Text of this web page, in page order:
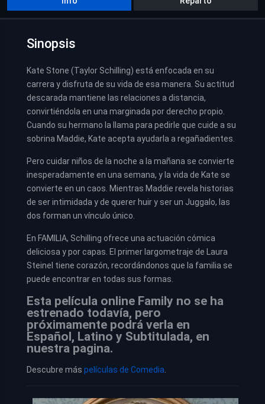
Sinopsis
Kate Stone (Taylor Schilling) está enfocada en su
carrera y disfruta de su vida de esa manera. Su actitud
descarada mantiene las relaciones a distancia,
convirtiéndola en una marginada por derecho propio.
Cuando su hermano la llama para pedirle que cuide a su
sobrina Maddie, Kate acepta ayudarla a regañadientes.
Pero cuidar niños de la noche a la mañana se convierte
inesperadamente en una semana, y la vida de Kate se
convierte en un caos. Mientras Maddie revela historias
de ser intimidada y de querer huir y ser un Juggalo, las
dos forman un vínculo único.
En FAMILIA, Schilling ofrece una actuación cómica
deliciosa y por capas. El primer largometraje de Laura
Steinel tiene corazón, recordándonos que la familia se
puede encontrar en todas sus formas.
Esta película online Family no se ha
estrenado todavía, pero
próximamente podrá verla en
Español, Latino y Subtitulada, en
nuestra pagina.
Descubre más películas de Comedia